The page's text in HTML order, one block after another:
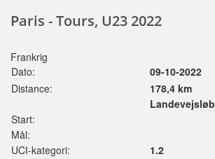
Paris - Tours, U23 2022
Frankrig
Dato:
09-10-2022
Distance:
178,4 km
Landevejsløb
Start:
Mål:
UCI-kategori:
1.2